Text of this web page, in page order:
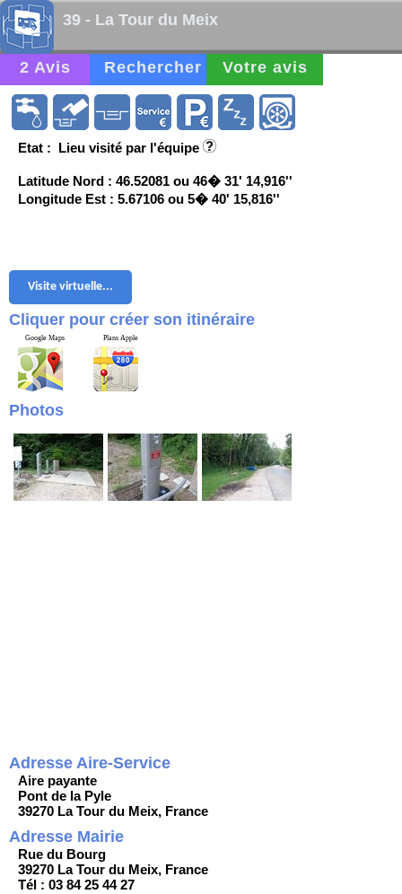
39 - La Tour du Meix
2 Avis Rechercher Votre avis
Etat : Lieu visité par l'équipe
Latitude Nord : 46.52081 ou 46� 31' 14,916''
Longitude Est : 5.67106 ou 5� 40' 15,816''
Visite virtuelle...
Cliquer pour créer son itinéraire
Google Maps Plans Apple
Photos
Adresse Aire-Service
Aire payante
Pont de la Pyle
39270 La Tour du Meix, France
Adresse Mairie
Rue du Bourg
39270 La Tour du Meix, France
Tél : 03 84 25 44 27